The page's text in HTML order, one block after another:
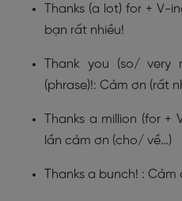
Thanks (a lot) for + V-
bạn rất nhiều!
Thank you (so/
(phrase)!: Cảm ơn (rất
Thanks a million (for +
lần cảm ơn (cho/ về…)
Thanks a bunch! :